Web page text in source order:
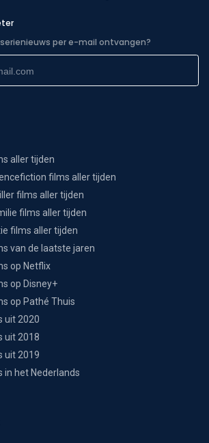
per e-mail ontvangen?
aller tijden
films aller tijden
films aller tijden
films aller tijden
films aller tijden
van de laatste jaren
op Netflix
op Disney+
op Pathé Thuis
uit 2020
uit 2018
uit 2019
in het Nederlands